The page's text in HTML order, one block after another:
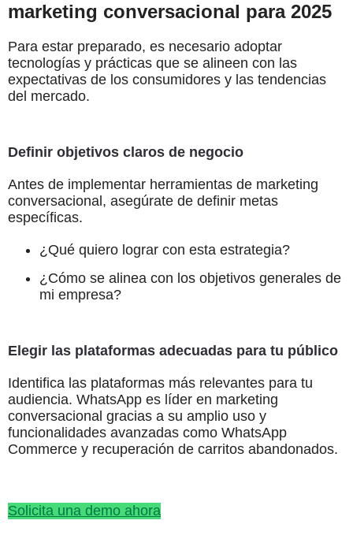
marketing conversacional para 2025
Para estar preparado, es necesario adoptar
tecnologías y prácticas que se alineen con las
expectativas de los consumidores y las tendencias
del mercado.
Definir objetivos claros de negocio
Antes de implementar herramientas de marketing
conversacional, asegúrate de definir metas
específicas.
¿Qué quiero lograr con esta estrategia?
¿Cómo se alinea con los objetivos generales de
mi empresa?
Elegir las plataformas adecuadas para tu público
Identifica las plataformas más relevantes para tu
audiencia. WhatsApp es líder en marketing
conversacional gracias a su amplio uso y
funcionalidades avanzadas como WhatsApp
Commerce y recuperación de carritos abandonados.
Solicita una demo ahora